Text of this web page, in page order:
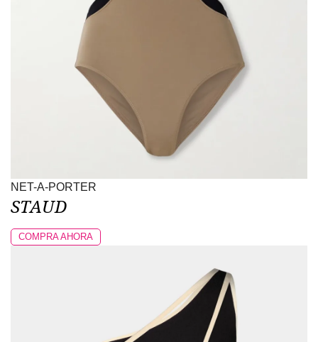
NET-A-PORTER
STAUD
COMPRA AHORA